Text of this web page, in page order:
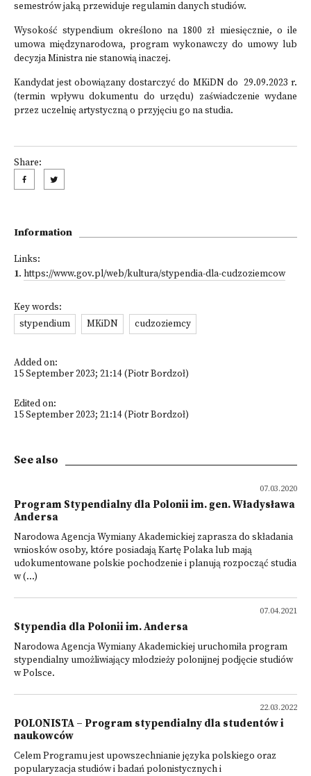
semestrów jaką przewiduje regulamin danych studiów.
Wysokość stypendium określono na 1800 zł miesięcznie, o ile
umowa międzynarodowa, program wykonawczy do umowy lub
decyzja Ministra nie stanowią inaczej.
Kandydat jest obowiązany dostarczyć do MKiDN do 29.09.2023 r.
(termin wpływu dokumentu do urzędu) zaświadczenie wydane
przez uczelnię artystyczną o przyjęciu go na studia.
Share:
Information
Links:
1. https://www.gov.pl/web/kultura/stypendia-dla-cudzoziemcow
Key words:
stypendium
MKiDN cudzoziemcy
Added on:
15 September 2023; 21:14 (Piotr Bordzoł)
Edited on:
15 September 2023; 21:14 (Piotr Bordzoł)
See also
07.03.2020
Program Stypendialny dla Polonii im. gen. Władysława
Andersa
Narodowa Agencja Wymiany Akademickiej zaprasza do składania
wniosków osoby, które posiadają Kartę Polaka lub mają
udokumentowane polskie pochodzenie i planują rozpocząć studia
w (...)
07.04.2021
Stypendia dla Polonii im. Andersa
Narodowa Agencja Wymiany Akademickiej uruchomiła program
stypendialny umożliwiający młodzieży polonijnej podjęcie studiów
w Polsce.
22.03.2022
POLONISTA – Program stypendialny dla studentów i
naukowców
Celem Programu jest upowszechnianie języka polskiego oraz
popularyzacja studiów i badań polonistycznych i